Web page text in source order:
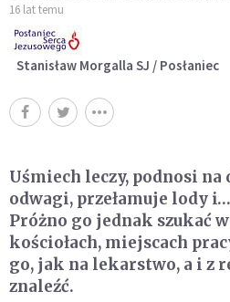
16 lat temu
Stanisław Morgalla SJ / Posłaniec
Uśmiech leczy, podnosi na
odwagi, przełamuje lody
Próżno go jednak szukać
kościołach, miejscach
go, jak na lekarstwo, a i z
znaleźć.